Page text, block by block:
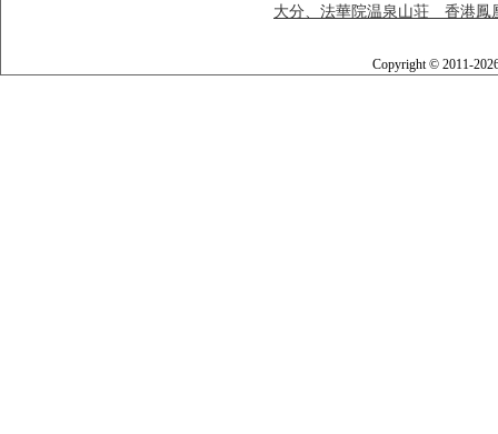
大分、法華院温泉山荘 香港鳳
Copyright © 2011-